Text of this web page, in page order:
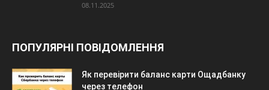
08.11.2025
ПОПУЛЯРНІ ПОВІДОМЛЕННЯ
Як перевірити баланс карти Ощадбанку
через телефон